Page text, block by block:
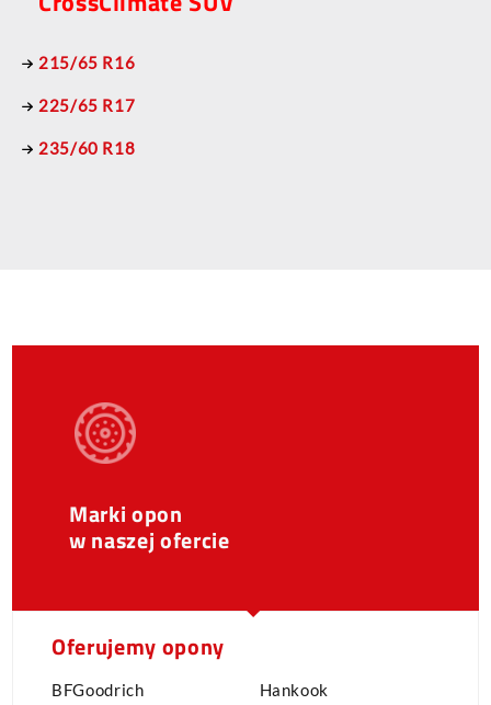
215/65 R16
225/65 R17
235/60 R18
Marki opon
w naszej ofercie
Oferujemy opony
BFGoodrich
Hankook